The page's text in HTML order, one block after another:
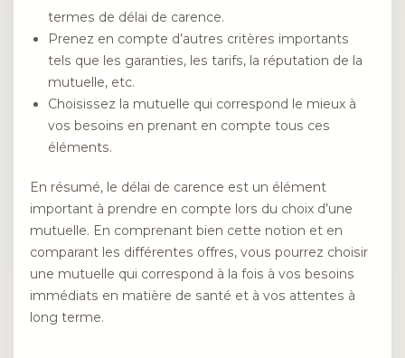
termes de délai de carence.
Prenez en compte d’autres critères importants
tels que les garanties, les tarifs, la réputation de la
mutuelle, etc.
Choisissez la mutuelle qui correspond le mieux à
vos besoins en prenant en compte tous ces
éléments.
En résumé, le délai de carence est un élément
important à prendre en compte lors du choix d’une
mutuelle. En comprenant bien cette notion et en
comparant les différentes offres, vous pourrez choisir
une mutuelle qui correspond à la fois à vos besoins
immédiats en matière de santé et à vos attentes à
long terme.